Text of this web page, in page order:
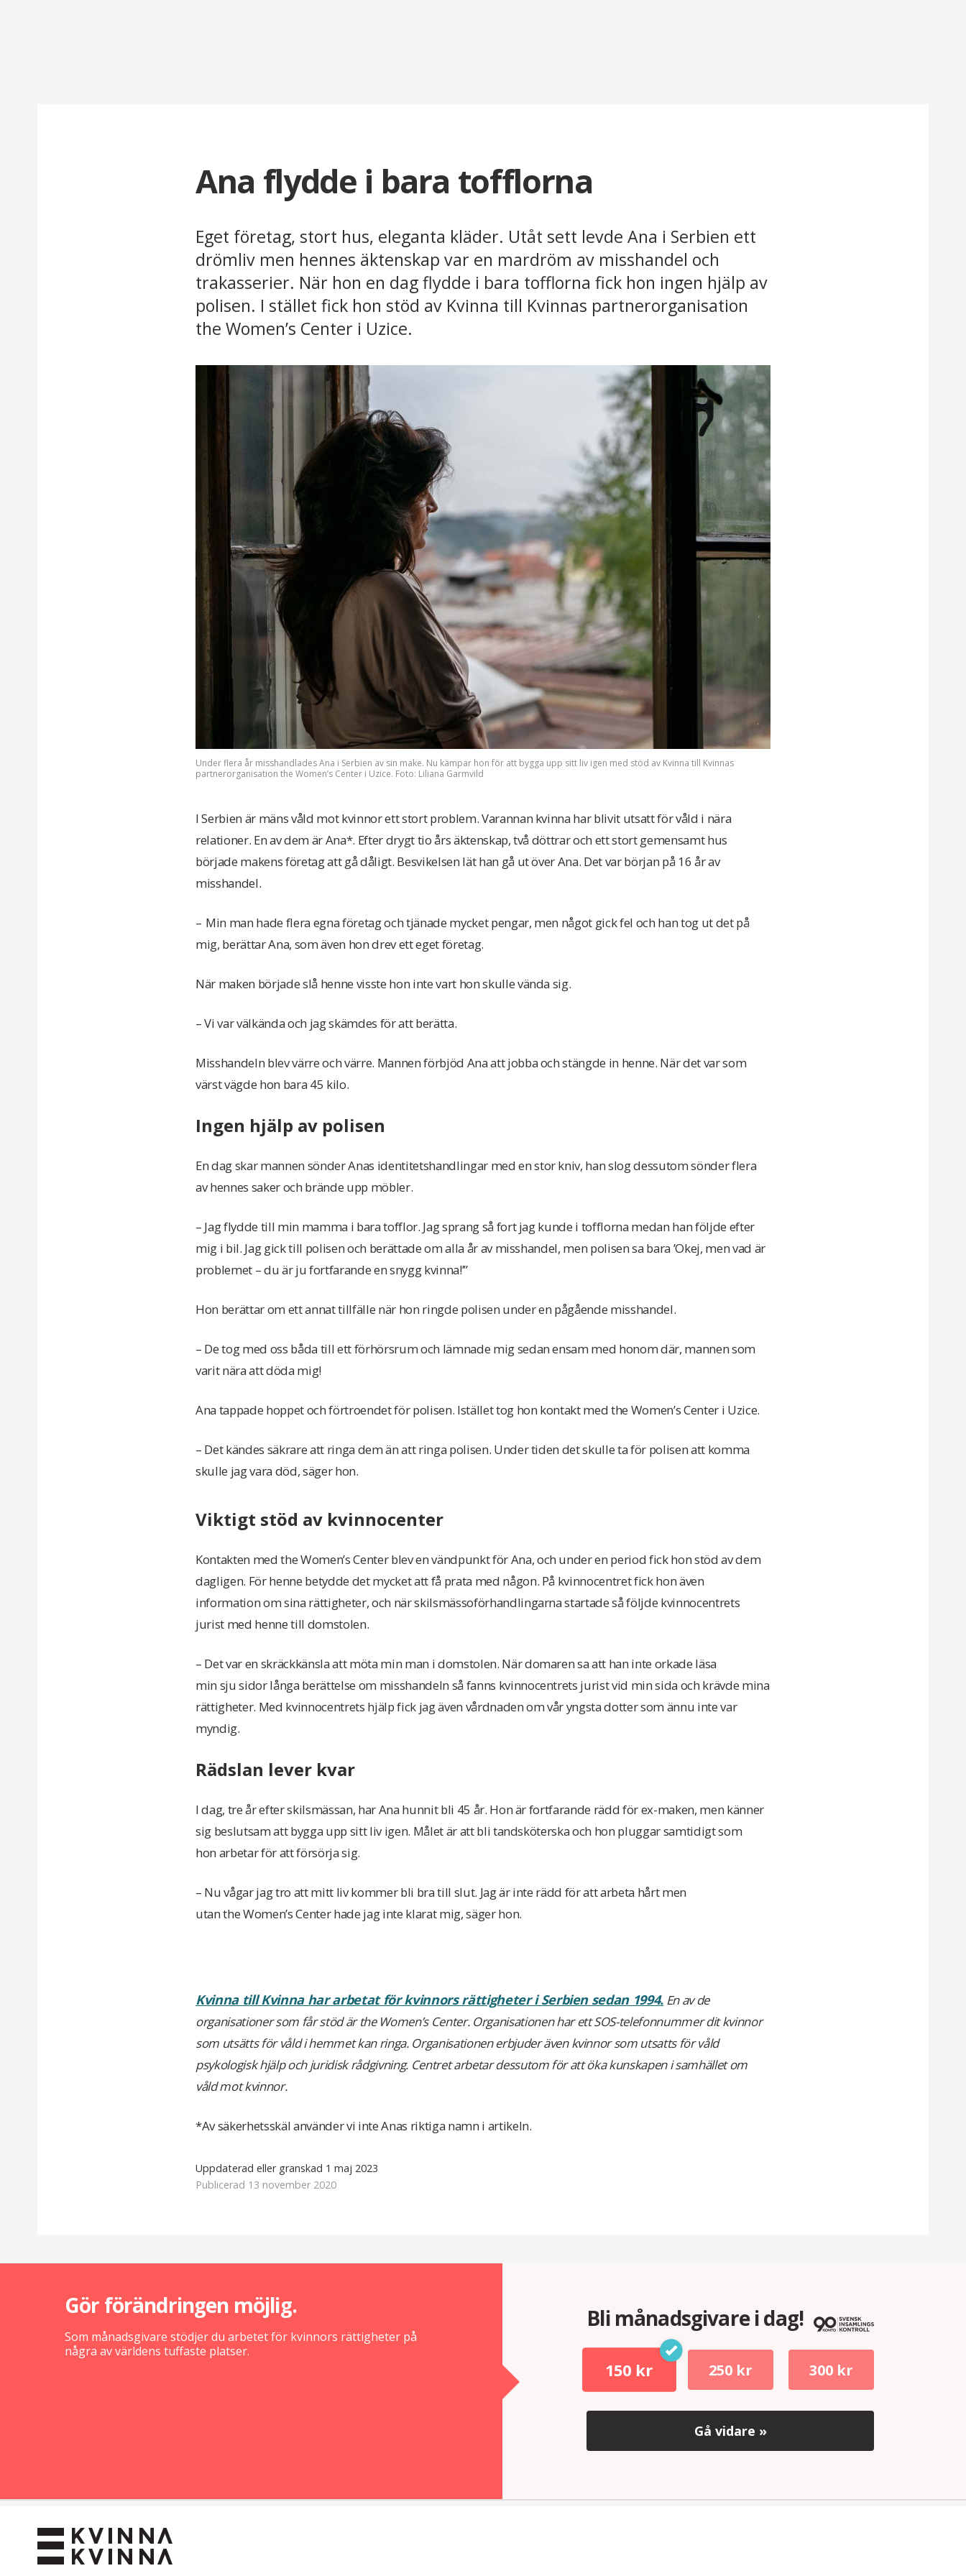
Ana flydde i bara tofflorna
Eget företag, stort hus, eleganta kläder. Utåt sett levde Ana i Serbien ett
drömliv men hennes äktenskap var en mardröm av misshandel och
trakasserier. När hon en dag flydde i bara tofflorna fick hon ingen hjälp av
polisen. I stället fick hon stöd av Kvinna till Kvinnas partnerorganisation
the Women’s Center i Uzice.
Under flera år misshandlades Ana i Serbien av sin make. Nu kämpar hon för att bygga upp sitt liv igen med stöd av Kvinna till Kvinnas
partnerorganisation the Women’s Center i Uzice. Foto: Liliana Garmvild
I Serbien är mäns våld mot kvinnor ett stort problem. Varannan kvinna har blivit utsatt för våld i nära
relationer. En av dem är Ana*. Efter drygt tio års äktenskap, två döttrar och ett stort gemensamt hus
började makens företag att gå dåligt. Besvikelsen lät han gå ut över Ana. Det var början på 16 år av
misshandel.
– Min man hade flera egna företag och tjänade mycket pengar, men något gick fel och han tog ut det på
mig, berättar Ana, som även hon drev ett eget företag.
När maken började slå henne visste hon inte vart hon skulle vända sig.
– Vi var välkända och jag skämdes för att berätta.
Misshandeln blev värre och värre. Mannen förbjöd Ana att jobba och stängde in henne. När det var som
värst vägde hon bara 45 kilo.
Ingen hjälp av polisen
En dag skar mannen sönder Anas identitetshandlingar med en stor kniv, han slog dessutom sönder flera
av hennes saker och brände upp möbler.
– Jag flydde till min mamma i bara tofflor. Jag sprang så fort jag kunde i tofflorna medan han följde efter
mig i bil. Jag gick till polisen och berättade om alla år av misshandel, men polisen sa bara ’Okej, men vad är
problemet – du är ju fortfarande en snygg kvinna!’”
Hon berättar om ett annat tillfälle när hon ringde polisen under en pågående misshandel.
– De tog med oss båda till ett förhörsrum och lämnade mig sedan ensam med honom där, mannen som
varit nära att döda mig!
Ana tappade hoppet och förtroendet för polisen. Istället tog hon kontakt med the Women’s Center i Uzice.
– Det kändes säkrare att ringa dem än att ringa polisen. Under tiden det skulle ta för polisen att komma
skulle jag vara död, säger hon.
Viktigt stöd av kvinnocenter
Kontakten med the Women’s Center blev en vändpunkt för Ana, och under en period fick hon stöd av dem
dagligen. För henne betydde det mycket att få prata med någon. På kvinnocentret fick hon även
information om sina rättigheter, och när skilsmässoförhandlingarna startade så följde kvinnocentrets
jurist med henne till domstolen.
– Det var en skräckkänsla att möta min man i domstolen. När domaren sa att han inte orkade läsa
min sju sidor långa berättelse om misshandeln så fanns kvinnocentrets jurist vid min sida och krävde mina
rättigheter. Med kvinnocentrets hjälp fick jag även vårdnaden om vår yngsta dotter som ännu inte var
myndig.
Rädslan lever kvar
I dag, tre år efter skilsmässan, har Ana hunnit bli 45 år. Hon är fortfarande rädd för ex-maken, men känner
sig beslutsam att bygga upp sitt liv igen. Målet är att bli tandsköterska och hon pluggar samtidigt som
hon arbetar för att försörja sig.
– Nu vågar jag tro att mitt liv kommer bli bra till slut. Jag är inte rädd för att arbeta hårt men
utan the Women’s Center hade jag inte klarat mig, säger hon.
Kvinna till Kvinna har arbetat för kvinnors rättigheter i Serbien sedan 1994. En av de
organisationer som får stöd ärthe Women’sCenter. Organisationen har ett SOS-telefonnummer dit kvinnor
som utsätts för våld i hemmet kan ringa. Organisationen erbjuderävenkvinnor som utsatts för våld
psykologisk hjälp och juridisk rådgivning. Centret arbetardessutomför att öka kunskapeni samhälletom
våld mot kvinnor.
*Av säkerhetsskäl använder vi inte Anas riktiga namn i artikeln.
Uppdaterad eller granskad 1 maj 2023
Publicerad 13 november 2020
Gör förändringen möjlig.
Som månadsgivare stödjer du arbetet för kvinnors rättigheter på
några av världens tuffaste platser.
Bli månadsgivare i dag!
150 kr 250 kr 300 kr
Gå vidare »